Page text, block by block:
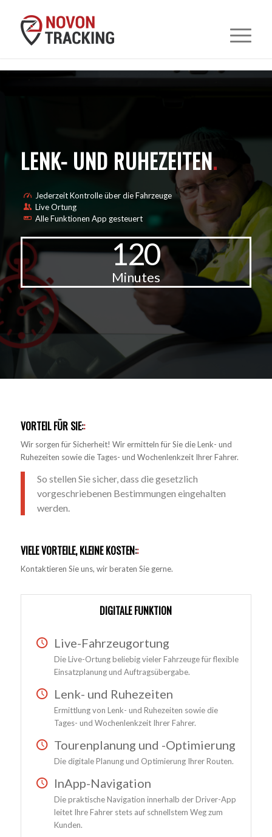
LENK- UND RUHEZEITEN.
Jederzeit Kontrolle über die Fahrzeuge
Live Ortung
Alle Funktionen App gesteuert
120
Minutes
VORTEIL FÜR SIE::
Wir sorgen für Sicherheit! Wir ermitteln für Sie die Lenk- und
Ruhezeiten sowie die Tages- und Wochenlenkzeit Ihrer Fahrer.
So stellen Sie sicher, dass die gesetzlich
vorgeschriebenen Bestimmungen eingehalten
werden.
VIELE VORTEILE, KLEINE KOSTEN::
Kontaktieren Sie uns, wir beraten Sie gerne.
DIGITALE FUNKTION
Live-Fahrzeugortung
Die Live-Ortung beliebig vieler Fahrzeuge für flexible
Einsatzplanung und Auftragsübergabe.
Lenk- und Ruhezeiten
Ermittlung von Lenk- und Ruhezeiten sowie die
Tages- und Wochenlenkzeit Ihrer Fahrer.
Tourenplanung und -Optimierung
Die digitale Planung und Optimierung Ihrer Routen.
InApp-Navigation
Die praktische Navigation innerhalb der Driver-App
leitet Ihre Fahrer stets auf schnellstem Weg zum
Kunden.